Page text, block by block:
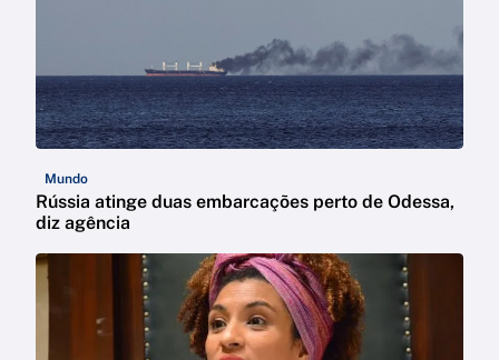
Mundo
Rússia atinge duas embarcações perto de Odessa,
diz agência